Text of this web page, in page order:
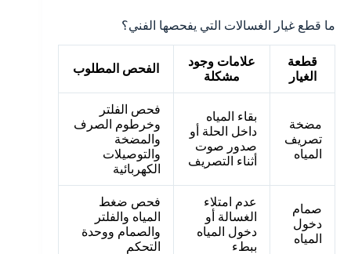
ما قطع غيار الغسالات التي يفحصها الفني؟
قطعة
الغيار
علامات وجود
مشكلة
الفحص المطلوب
مضخة
تصريف
المياه
بقاء المياه
داخل الحلة أو
صدور صوت
أثناء التصريف
فحص الفلتر
وخرطوم الصرف
والمضخة
والتوصيلات
الكهربائية
صمام
دخول
المياه
عدم امتلاء
الغسالة أو
دخول المياه
ببطء
فحص ضغط
المياه والفلتر
والصمام ووحدة
التحكم